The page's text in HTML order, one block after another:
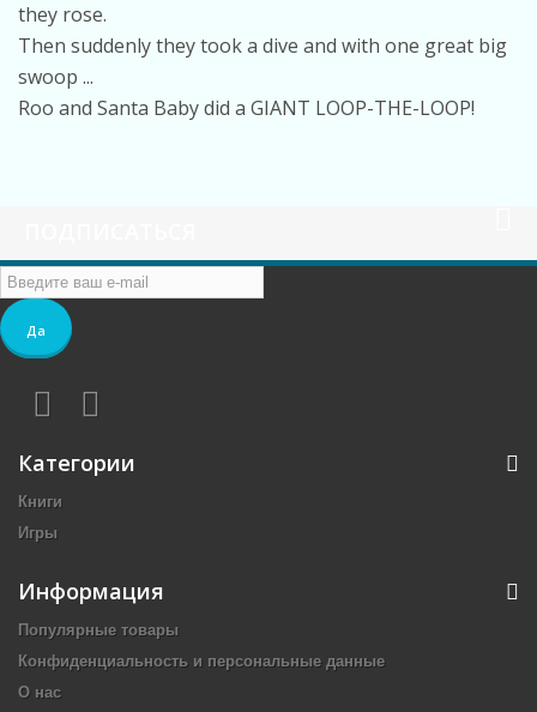
they rose.
Then suddenly they took a dive and with one great big
swoop ...
Roo and Santa Baby did a GIANT LOOP-THE-LOOP!
Да
Категории
Книги
Игры
Информация
Популярные товары
Конфиденциальность и персональные данные
О нас